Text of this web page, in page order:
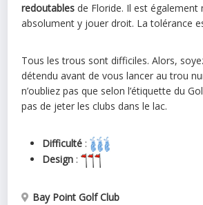
redoutables de Floride. Il est également
absolument y jouer droit. La tolérance
Tous les trous sont difficiles. Alors,
détendu avant de vous lancer au trou
n’oubliez pas que selon l’étiquette du
pas de jeter les clubs dans le lac.
Difficulté :
Design :
Bay Point Golf Club